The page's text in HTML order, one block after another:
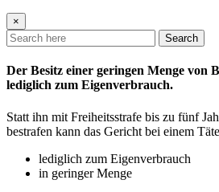
×
Search
Der Besitz einer geringen Menge von
lediglich zum Eigenverbrauch.
Statt ihn mit Freiheitsstrafe bis zu fünf
bestrafen kann das Gericht bei einem
lediglich zum Eigenverbrauch
in geringer Menge